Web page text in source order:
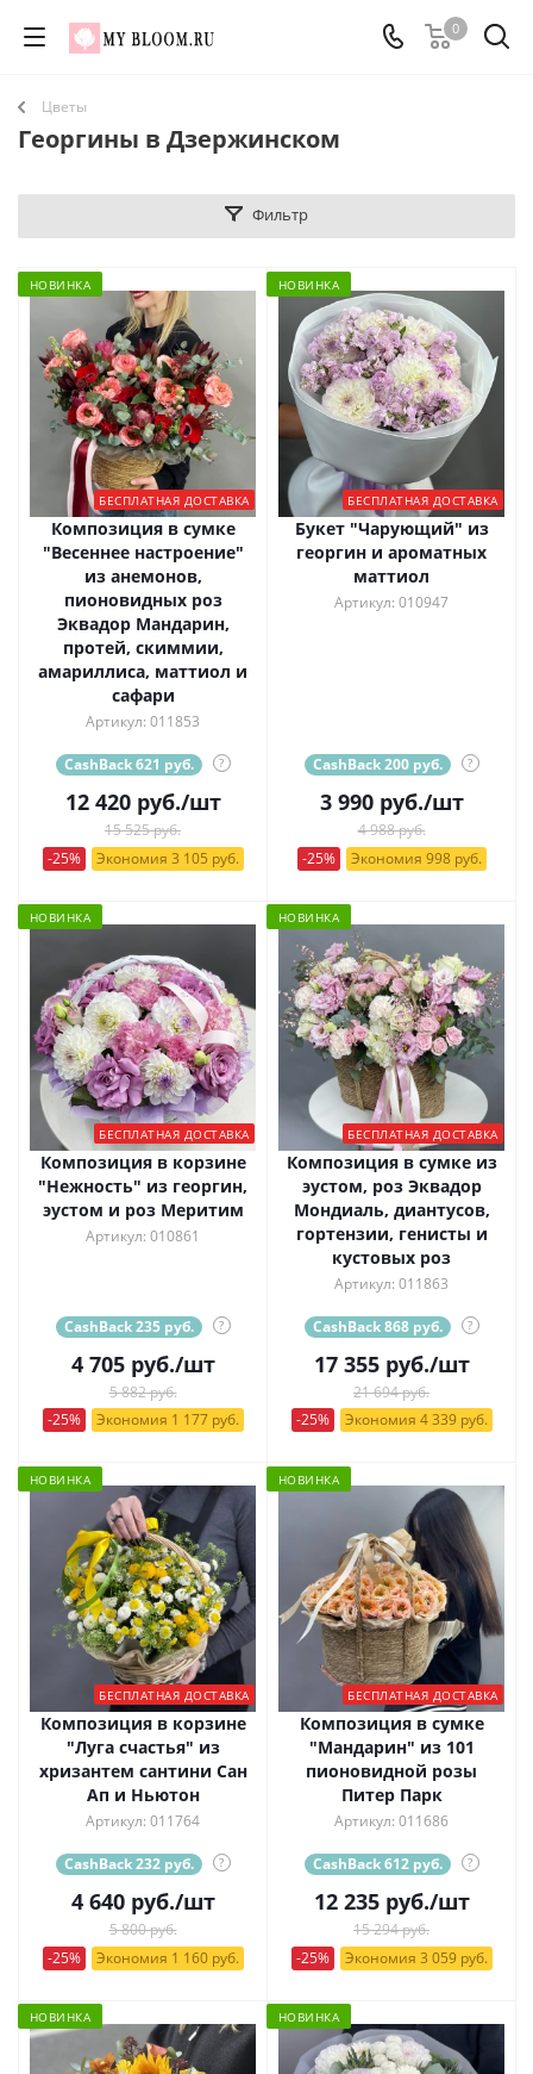
0
Цветы
Георгины в Дзержинском
Фильтр
НОВИНКА
БЕСПЛАТНАЯ ДОСТАВКА
Композиция в сумке
"Весеннее настроение"
из анемонов,
пионовидных роз
Эквадор Мандарин,
протей, скиммии,
амариллиса, маттиол и
сафари
Артикул: 011853
CashBack 621 руб. ?
12 420руб./шт
15 525 руб.
-25%
Экономия 3 105 руб.
НОВИНКА
БЕСПЛАТНАЯ ДОСТАВКА
Букет "Чарующий" из
георгин и ароматных
маттиол
Артикул: 010947
CashBack 200 руб. ?
3 990руб./шт
4 988 руб.
-25%
Экономия 998 руб.
НОВИНКА
БЕСПЛАТНАЯ ДОСТАВКА
Композиция в корзине
"Нежность" из георгин,
эустом и роз Меритим
Артикул: 010861
CashBack 235 руб. ?
4 705руб./шт
5 882 руб.
-25%
Экономия 1 177 руб.
НОВИНКА
БЕСПЛАТНАЯ ДОСТАВКА
Композиция в сумке из
эустом, роз Эквадор
Мондиаль, диантусов,
гортензии, генисты и
кустовых роз
Артикул: 011863
CashBack 868 руб. ?
17 355руб./шт
21 694 руб.
-25%
Экономия 4 339 руб.
НОВИНКА
БЕСПЛАТНАЯ ДОСТАВКА
Композиция в корзине
"Луга счастья" из
хризантем сантини Сан
Ап и Ньютон
Артикул: 011764
CashBack 232 руб. ?
4 640руб./шт
5 800 руб.
-25%
Экономия 1 160 руб.
НОВИНКА
БЕСПЛАТНАЯ ДОСТАВКА
Композиция в сумке
"Мандарин" из 101
пионовидной розы
Питер Парк
Артикул: 011686
CashBack 612 руб. ?
12 235руб./шт
15 294 руб.
-25%
Экономия 3 059 руб.
НОВИНКА НОВИНКА